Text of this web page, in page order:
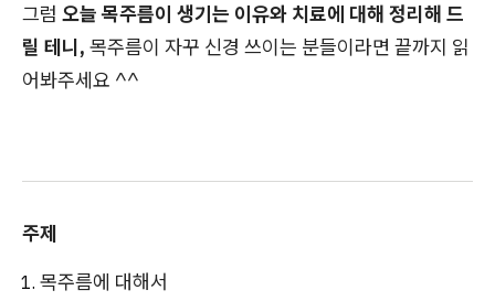
그럼 오늘 목주름이 생기는 이유와 치료에 대해 정리해 드
릴 테니, 목주름이 자꾸 신경 쓰이는 분들이라면 끝까지 읽
어봐주세요 ^^
주제
목주름에 대해서